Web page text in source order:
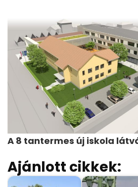
A 8 tantermes új iskola
Ajánlott cikkek: